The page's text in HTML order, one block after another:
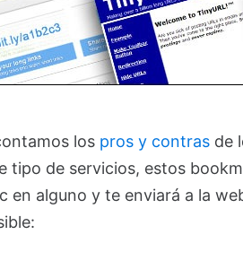
los pros y contras de
tipo de servicios, estos
en alguno y te enviará a la